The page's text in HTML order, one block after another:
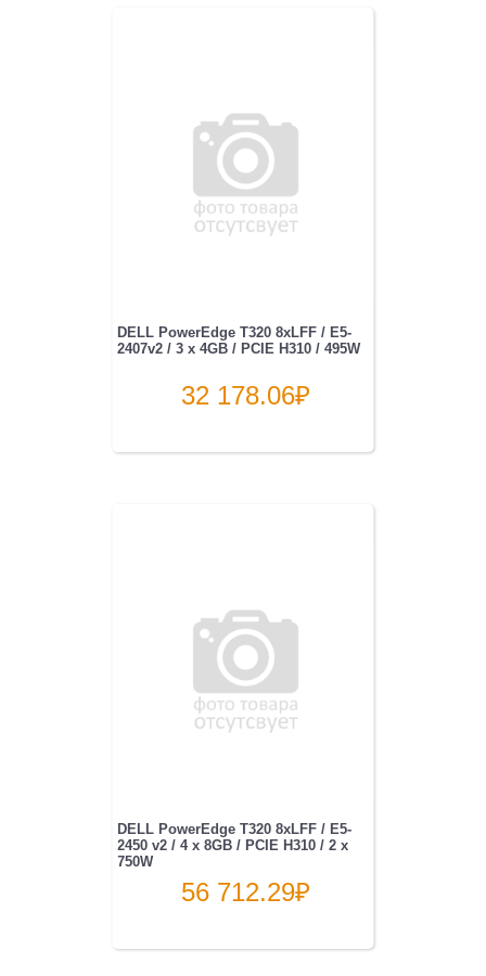
DELL PowerEdge T320 8xLFF / E5-
2407v2 / 3 x 4GB / PCIE H310 / 495W
32 178.06₽
DELL PowerEdge T320 8xLFF / E5-
2450 v2 / 4 x 8GB / PCIE H310 / 2 x
750W
56 712.29₽